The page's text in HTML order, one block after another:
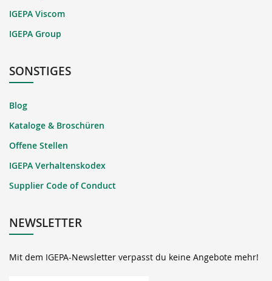
IGEPA Viscom
IGEPA Group
SONSTIGES
Blog
Kataloge & Broschüren
Offene Stellen
IGEPA Verhaltenskodex
Supplier Code of Conduct
NEWSLETTER
Mit dem IGEPA-Newsletter verpasst du keine Angebote mehr!